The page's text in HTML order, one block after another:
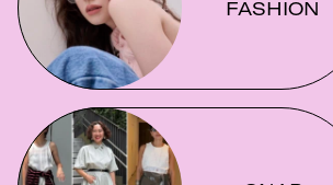
FASHION